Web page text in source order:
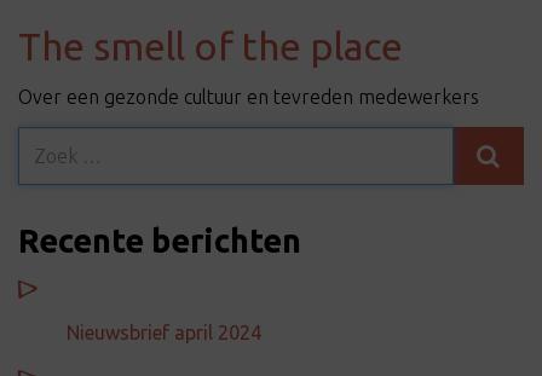
n
The smell of the place
Over een gezonde cultuur en tevreden medewerkers
Recente berichten
Nieuwsbrief april 2024